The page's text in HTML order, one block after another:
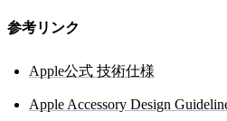
参考リンク
Apple公式 技術仕様
Apple Accessory Design